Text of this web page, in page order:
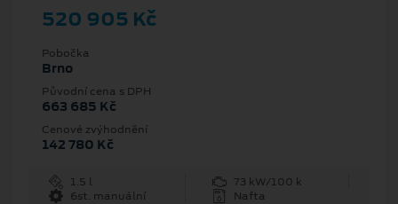
520 905 Kč
Pobočka
Brno
Původní cena s DPH
663 685 Kč
Cenové zvýhodnění
142 780 Kč
1.5 l
73 kW/100 k
6st. manuální
Nafta